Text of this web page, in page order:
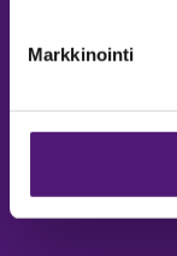
Markkinointi